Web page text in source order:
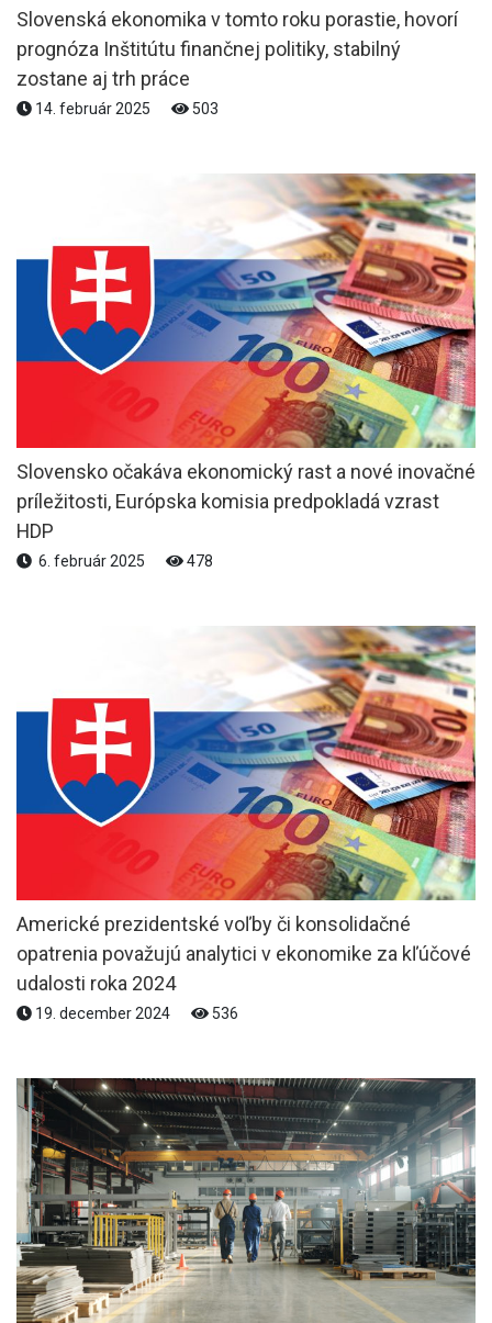
Slovenská ekonomika v tomto roku porastie, hovorí
prognóza Inštitútu finančnej politiky, stabilný
zostane aj trh práce
14. február 2025 503
Slovensko očakáva ekonomický rast a nové inovačné
príležitosti, Európska komisia predpokladá vzrast
HDP
6. február 2025 478
Americké prezidentské voľby či konsolidačné
opatrenia považujú analytici v ekonomike za kľúčové
udalosti roka 2024
19. december 2024 536